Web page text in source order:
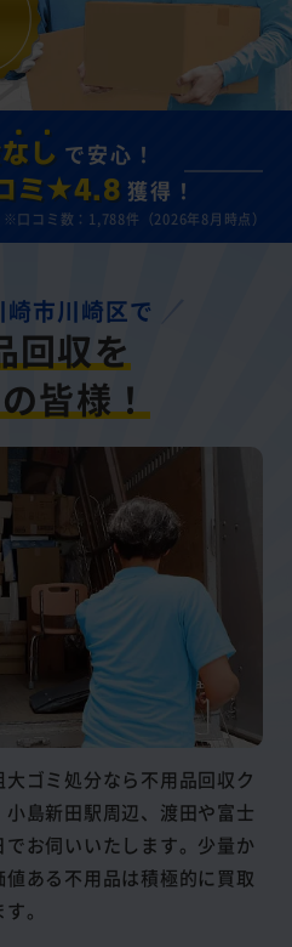
し で安心！
ミ★4.8 獲得！
※口コミ数：1,788件（2026年8月時点）
市川崎区で
回収を
皆様！
ゴミ処分なら不用品回収ク
島新田駅周辺、渡田や富士
お伺いいたします。少量か
ある不用品は積極的に買取
。